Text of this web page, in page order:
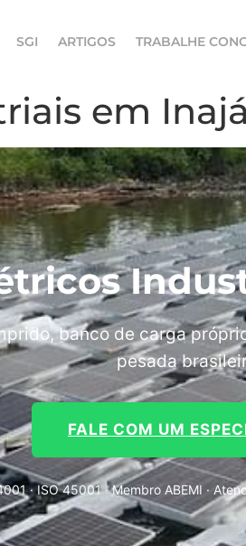
SGI ARTIGOS TRABALHE
em
banco de carga
pesada
FALE COM UM
· ISO 45001 · Membro ABEMI ·